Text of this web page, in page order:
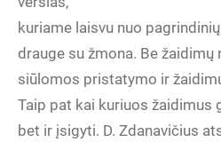
kuriame laisvu nuo
drauge su žmona. Be
siūlomos pristatymo ir
Taip pat kai kuriuos žaidimus
bet ir įsigyti. D. Zdanavičius